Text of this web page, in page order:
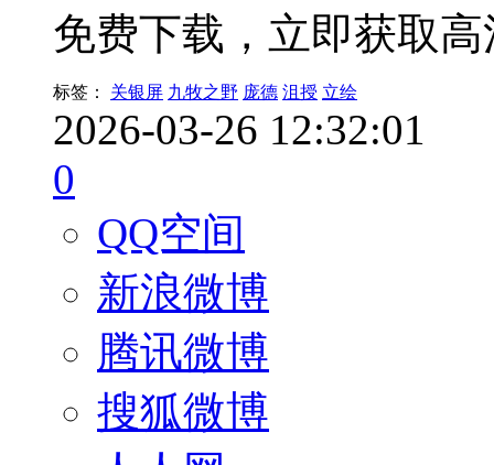
免费下载，立即获取
标签： 关银屏 九牧之野 庞德 沮授 立绘
2026-03-26 12:32:01
0
QQ空间
新浪微博
腾讯微博
搜狐微博